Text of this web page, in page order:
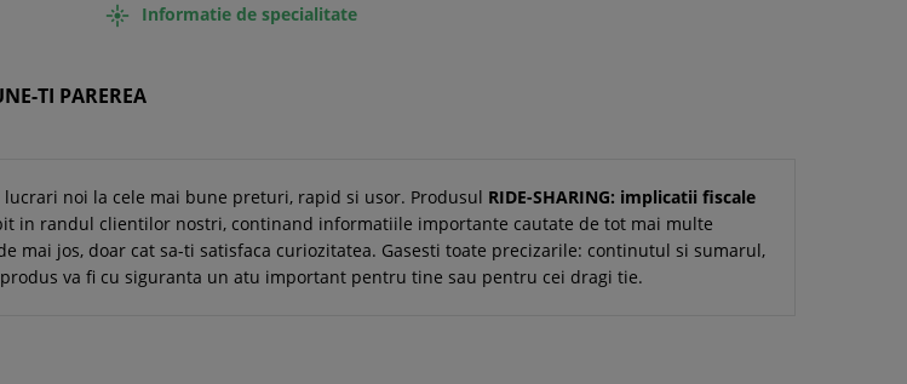
 Informatie de specialitate
TI PAREREA
noi la cele mai bune preturi, rapid si usor. Produsul RIDE-SHARING: implicatii fiscale
in randul clientilor nostri, continand informatiile importante cautate de tot mai multe
mai jos, doar cat sa-ti satisfaca curiozitatea. Gasesti toate precizarile: continutul si sumarul,
va fi cu siguranta un atu important pentru tine sau pentru cei dragi tie.